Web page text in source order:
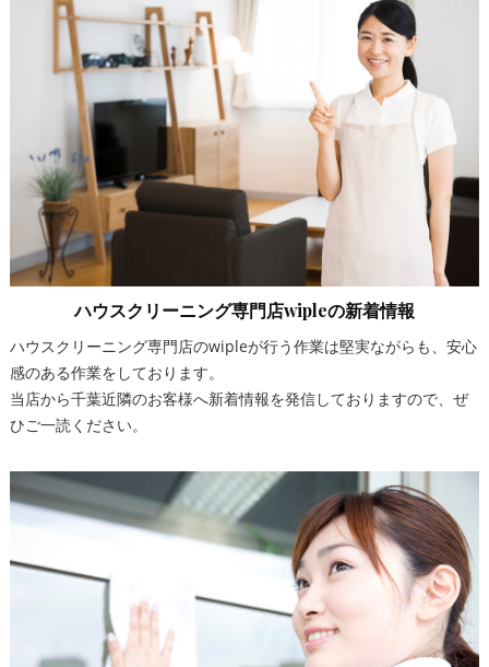
ハウスクリーニング専門店wipleの新着情報
ハウスクリーニング専門店のwipleが行う作業は堅実ながらも、安心
感のある作業をしております。
当店から千葉近隣のお客様へ新着情報を発信しておりますので、ぜ
ひご一読ください。